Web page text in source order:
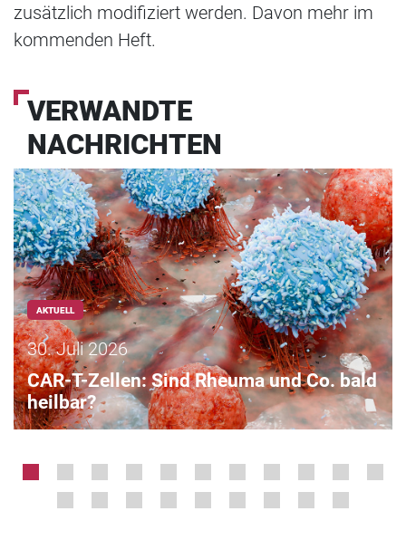
zusätzlich modifiziert werden. Davon mehr im
kommenden Heft.
VERWANDTE
NACHRICHTEN
AKTUELL
30. Juli 2026
CAR-T-Zellen: Sind Rheuma und Co. bald
heilbar?